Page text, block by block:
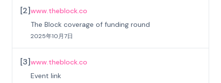
[2]www.theblock.co
The Block coverage of funding round
2025年10月7日
[3]www.theblock.co
Event link